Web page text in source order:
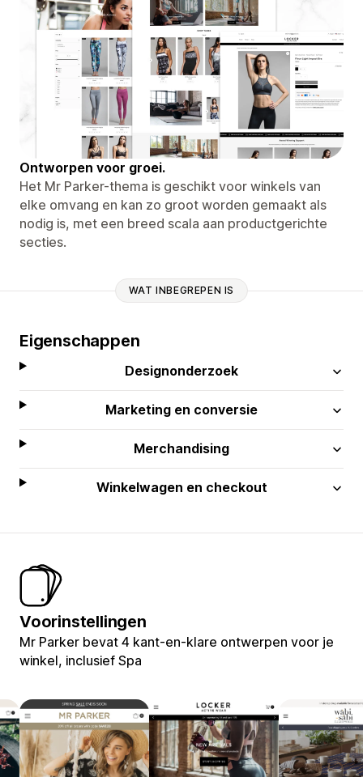
Ontworpen voor groei.
Het Mr Parker-thema is geschikt voor winkels van
elke omvang en kan zo groot worden gemaakt als
nodig is, met een breed scala aan productgerichte
secties.
WAT INBEGREPEN IS
Eigenschappen
Designonderzoek
Marketing en conversie
Merchandising
Winkelwagen en checkout
Voorinstellingen
Mr Parker bevat 4 kant-en-klare ontwerpen voor je
winkel, inclusief Spa